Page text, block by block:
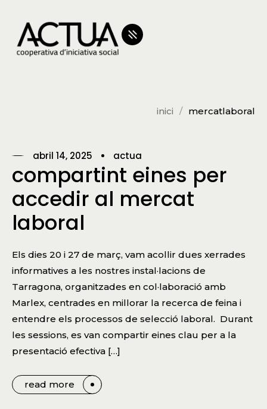
inici mercatlaboral
abril 14, 2025 actua
compartint eines per
accedir al mercat
laboral
Els dies 20 i 27 de març, vam acollir dues xerrades
informatives a les nostres instal·lacions de
Tarragona, organitzades en col·laboració amb
Marlex, centrades en millorar la recerca de feina i
entendre els processos de selecció laboral. Durant
les sessions, es van compartir eines clau per a la
presentació efectiva […]
read more